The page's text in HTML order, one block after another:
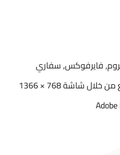
فايرفوكس, سفاري
شاشة 768 × 1366